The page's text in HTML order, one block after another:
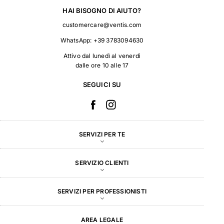
HAI BISOGNO DI AIUTO?
customercare@ventis.com
WhatsApp: +39 3783094630
Attivo dal lunedì al venerdì
dalle ore 10 alle 17
SEGUICI SU
SERVIZI PER TE
SERVIZIO CLIENTI
SERVIZI PER PROFESSIONISTI
AREA LEGALE